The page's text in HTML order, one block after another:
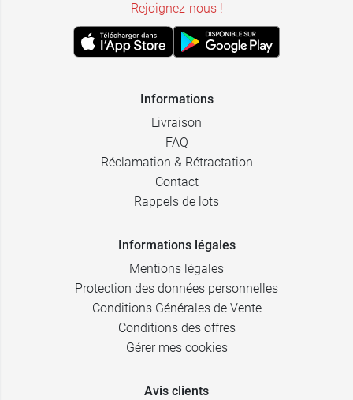
Rejoignez-nous !
Informations
Livraison
FAQ
Réclamation & Rétractation
Contact
Rappels de lots
Informations légales
Mentions légales
Protection des données personnelles
Conditions Générales de Vente
Conditions des offres
Gérer mes cookies
Avis clients